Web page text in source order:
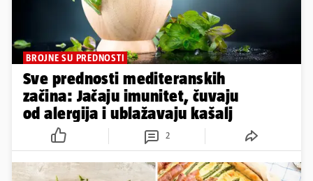
BROJNE SU PREDNOSTI
Sve prednosti mediteranskih
začina: Jačaju imunitet, čuvaju
od alergija i ublažavaju kašalj
2